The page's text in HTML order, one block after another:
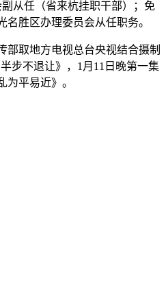
从任（省来杭挂职干部）；免
名胜区办理委员会从任职务。
取地方电视总台央视结合摄制
步不退让》，1月11日晚第一集
为平易近》。